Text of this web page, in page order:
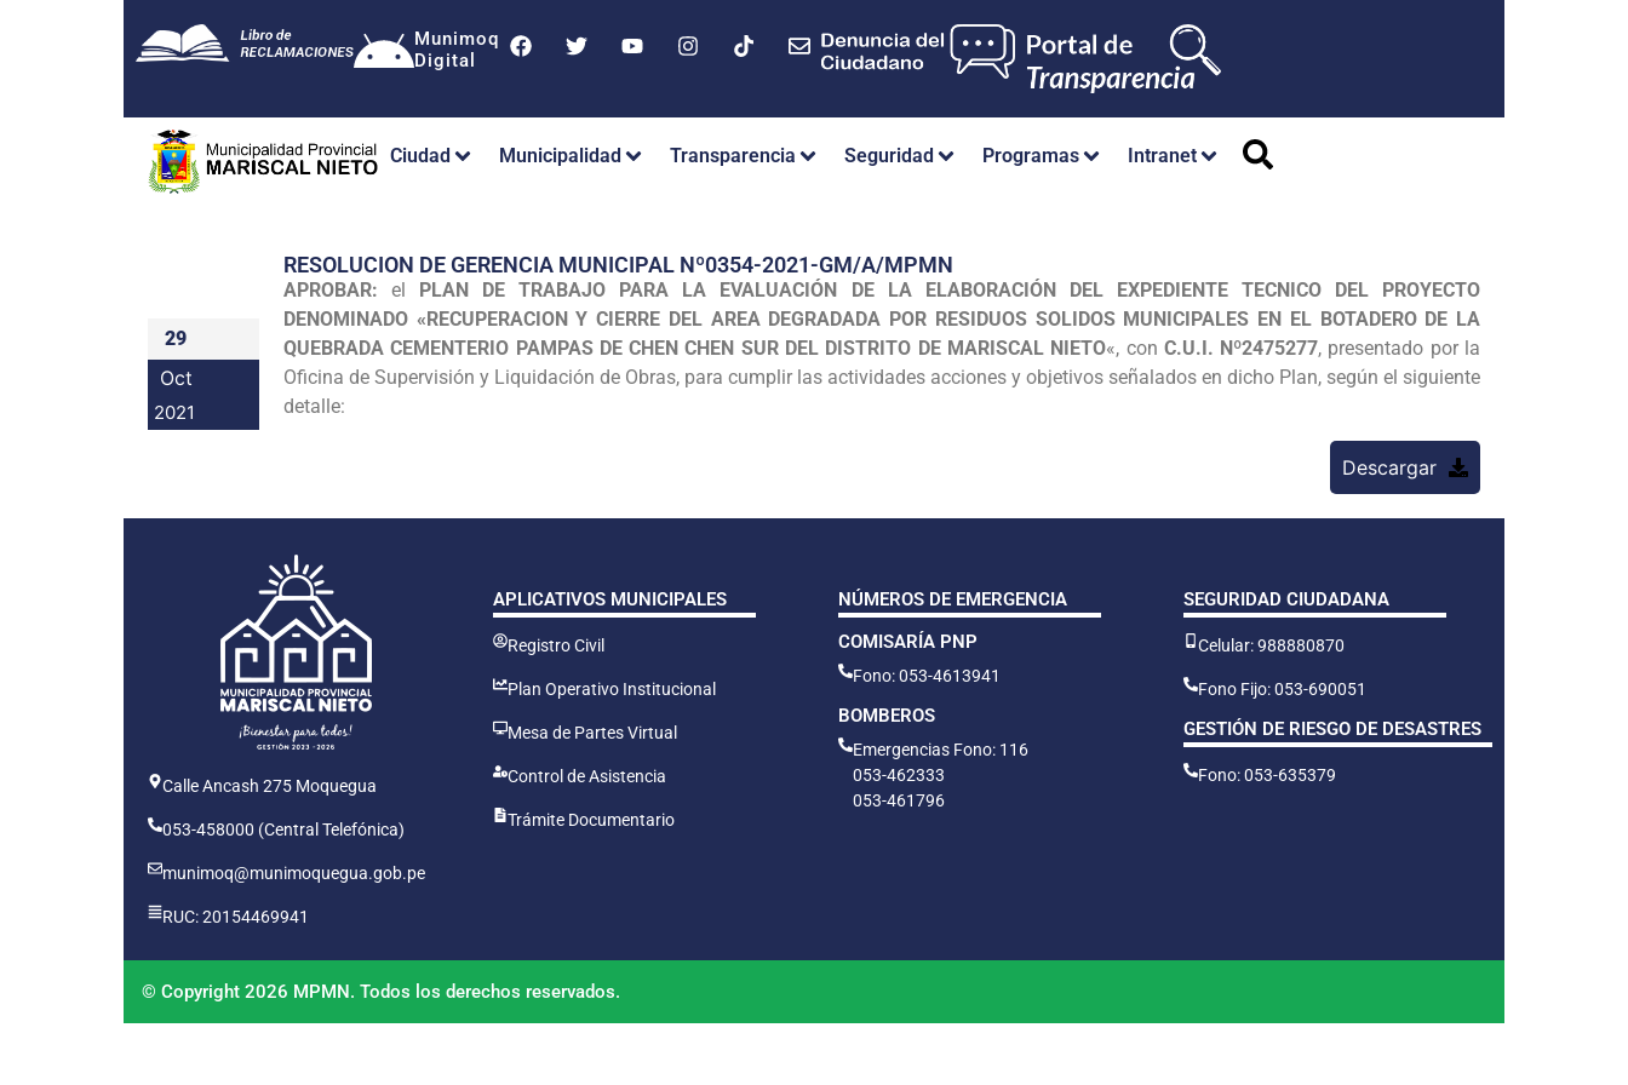
Munimoq
Digital
Ciudad Municipalidad Transparencia Seguridad Programas Intranet
29
Oct
2021
RESOLUCION DE GERENCIA MUNICIPAL Nº0354-2021-GM/A/MPMN
APROBAR: el PLAN DE TRABAJO PARA LA EVALUACIÓN DE LA ELABORACIÓN DEL EXPEDIENTE TECNICO DEL PROYECTO
DENOMINADO «RECUPERACION Y CIERRE DEL AREA DEGRADADA POR RESIDUOS SOLIDOS MUNICIPALES EN EL BOTADERO DE LA
QUEBRADA CEMENTERIO PAMPAS DE CHEN CHEN SUR DEL DISTRITO DE MARISCAL NIETO«, con C.U.I. Nº2475277, presentado por la
Oficina de Supervisión y Liquidación de Obras, para cumplir las actividades acciones y objetivos señalados en dicho Plan, según el siguiente
detalle:
Descargar
Calle Ancash 275 Moquegua
053-458000 (Central Telefónica)
munimoq@munimoquegua.gob.pe
RUC: 20154469941
APLICATIVOS MUNICIPALES
Registro Civil
Plan Operativo Institucional
Mesa de Partes Virtual
Control de Asistencia
Trámite Documentario
NÚMEROS DE EMERGENCIA
COMISARÍA PNP
Fono: 053-4613941
BOMBEROS
Emergencias Fono: 116
053-462333
053-461796
SEGURIDAD CIUDADANA
Celular: 988880870
Fono Fijo: 053-690051
GESTIÓN DE RIESGO DE DESASTRES
Fono: 053-635379
© Copyright 2026 MPMN. Todos los derechos reservados.